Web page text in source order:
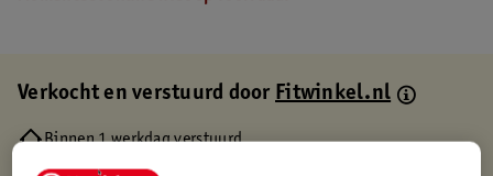
Verkocht en verstuurd doorFitwinkel.nl
Binnen 1 werkdag verstuurd
Gratis thuisbezorgd